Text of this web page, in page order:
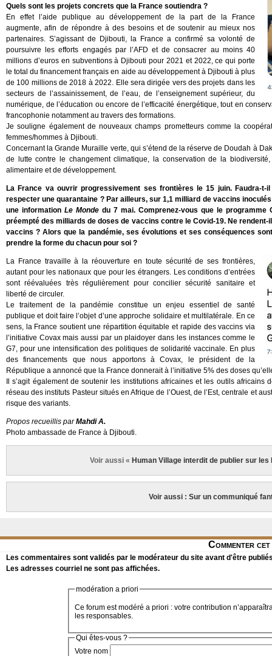
Quels sont les projets concrets que la France soutiendra ?
En effet l’aide publique au développement de la part de la France
augmente, afin de répondre à des besoins et de soutenir au mieux nos
partenaires. S’agissant de Djibouti, la France a confirmé sa volonté de
poursuivre les efforts engagés par l’AFD et de consacrer au moins 40
millions d’euros en subventions à Djibouti pour 2021 et 2022, ce qui porte
le total du financement français en aide au développement à Djibouti à plus
de 100 millions de 2018 à 2022. Elle sera dirigée vers des projets dans les
secteurs de l’assainissement, de l’eau, de l’enseignement supérieur, du
numérique, de l’éducation ou encore de l’efficacité énergétique, tout en
francophonie notamment au travers des formations.
Je souligne également de nouveaux champs prometteurs comme la
femmes/hommes à Djibouti.
Concernant la Grande Muraille verte, qui s’étend de la réserve de Doudah à
de lutte contre le changement climatique, la conservation de la
alimentaire et de développement.
La France va ouvrir progressivement ses frontières le 15 juin. Faudra-
respecter une quarantaine ? Par ailleurs, sur 1,1 milliard de vaccins
une information Le Monde du 7 mai. Comprenez-vous que le
préempté des milliards de doses de vaccins contre le Covid-19. Ne
vaccins ? Alors que la pandémie, ses évolutions et ses conséquences
prendre la forme du chacun pour soi ?
La France travaille à la réouverture en toute sécurité de ses frontières,
autant pour les nationaux que pour les étrangers. Les conditions d’entrées
sont réévaluées très régulièrement pour concilier sécurité sanitaire et
liberté de circuler.
Le traitement de la pandémie constitue un enjeu essentiel de santé
publique et doit faire l’objet d’une approche solidaire et multilatérale. En ce
sens, la France soutient une répartition équitable et rapide des vaccins via
l’initiative Covax mais aussi par un plaidoyer dans les instances comme le
G7, pour une intensification des politiques de solidarité vaccinale. En plus
des financements que nous apportons à Covax, le président de la
République a annoncé que la France donnerait à l’initiative 5% des doses
Il s’agit également de soutenir les institutions africaines et les outils
réseau des instituts Pasteur situés en Afrique de l’Ouest, de l’Est, centrale et
risque des variants.
Propos recueillis parMahdi A.
Photo ambassade de France à Djibouti.
Voir aussi « Human Village interdit de publier sur
Voir aussi : Sur un communiqué
Commenter
Les commentaires sont validés par le modérateur du site avant d'être
Les adresses courriel ne sont pas affichées.
modération a priori
Ce forum est modéré a priori : votre contribution
les responsables.
Qui êtes-vous ?
Votre nom